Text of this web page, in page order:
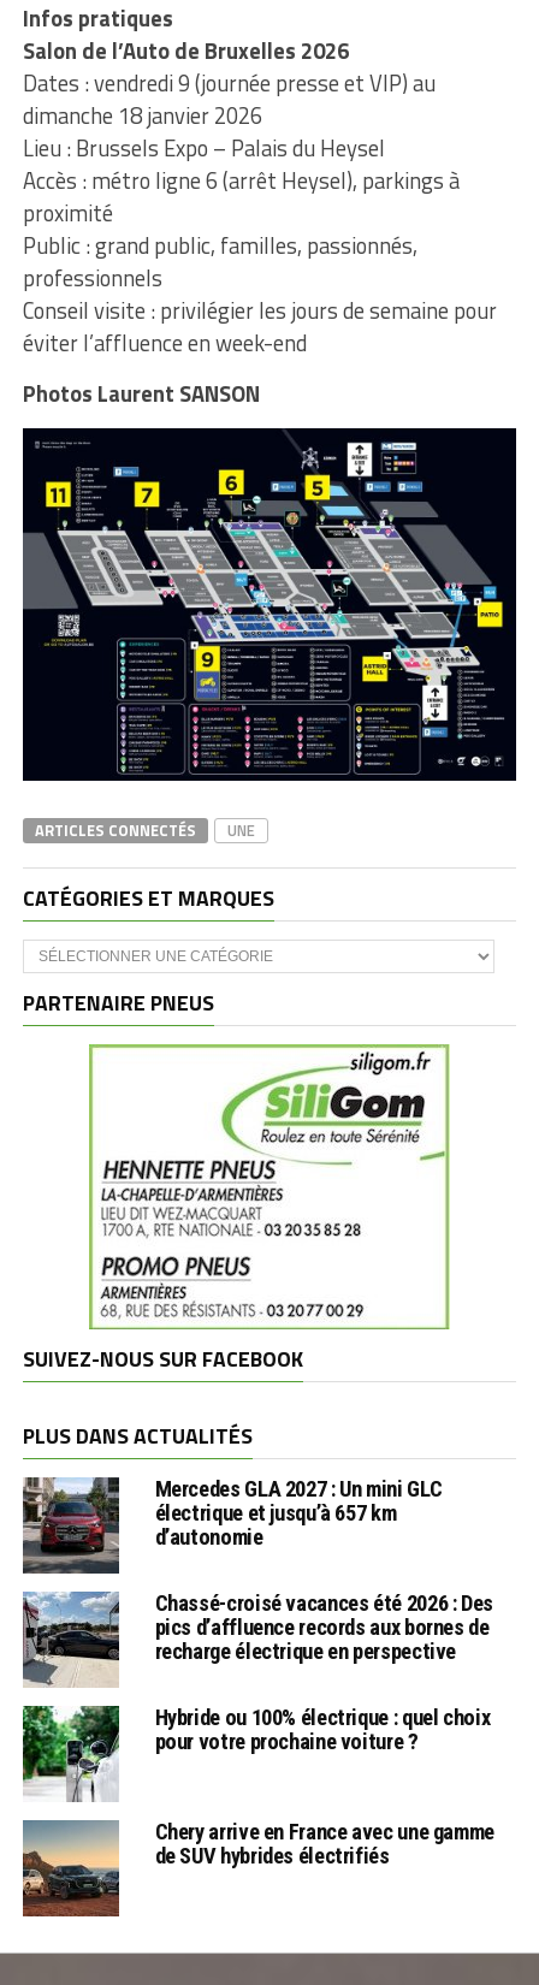
Infos pratiques
Salon de l’Auto de Bruxelles 2026
Dates : vendredi 9 (journée presse et VIP) au
dimanche 18 janvier 2026
Lieu : Brussels Expo – Palais du Heysel
Accès : métro ligne 6 (arrêt Heysel), parkings à
proximité
Public : grand public, familles, passionnés,
professionnels
Conseil visite : privilégier les jours de semaine pour
éviter l’affluence en week-end
Photos Laurent SANSON
ARTICLES CONNECTÉS UNE
CATÉGORIES ET MARQUES
Catégories
et
PARTENAIRE PNEUS
SUIVEZ-NOUS SUR FACEBOOK
PLUS DANS ACTUALITÉS
Mercedes GLA 2027 : Un mini GLC
électrique et jusqu’à 657 km
d’autonomie
Chassé-croisé vacances été 2026 : Des
pics d’affluence records aux bornes de
recharge électrique en perspective
Hybride ou 100% électrique : quel choix
pour votre prochaine voiture ?
Chery arrive en France avec une gamme
de SUV hybrides électrifiés